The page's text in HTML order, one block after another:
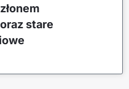
stare